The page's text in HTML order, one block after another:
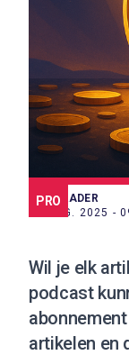
PRO
SCE TRADER
12 AUG. 2025 -
Wil je elk
podcast
abonnement
artikelen en